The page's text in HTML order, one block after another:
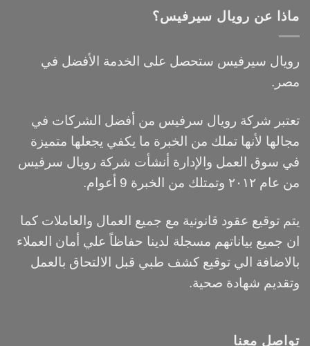
ماذا عن رويال سيرفيس؟
رويال سيرفيس ستحصل على الخدمة الأفضل في
مصر.
تعتبر شركة رويال سرفيس من أفضل الشركات في
مجالها لأنها تملك من الخبرة ما يكفي يجعلها متميزة
في سوق العمل والإدارة أنشأت شركة رويال سرفيس
من عام ٢٠١٢ وتمتلك من الخبرة 9 أعوام.
يتم توقيع عقود قانونية مع جميع العمال والعاملات كما
ان جميع بياناتهم مسجلة لدينا حفاظاً علي أمان العملاء
بالاضافة الي توقيع كشف طبي قبل الالتحاق بالعمل
وتقديم شهادة صحية.
تواصل معنا